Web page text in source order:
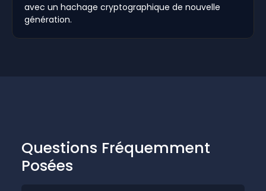
avec un hachage cryptographique de nouvelle
génération.
Questions Fréquemment
Posées